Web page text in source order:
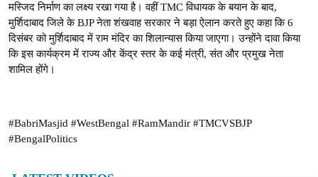
मस्जिद निर्माण का लक्ष्य रखा गया है। वहीं TMC विधायक के बयान के बाद,
मुर्शिदाबाद जिले के BJP नेता शंखवाह सरकार ने बड़ा ऐलान करते हुए कहा कि 6
दिसंबर को मुर्शिदाबाद में राम मंदिर का शिलान्यास किया जाएगा। उन्होंने दावा किया
कि इस कार्यक्रम में राज्य और केंद्र स्तर के कई मंत्री, संत और प्रमुख नेता
शामिल होंगे।
#BabriMasjid #WestBengal #RamMandir #TMCVSBJP
#BengalPolitics